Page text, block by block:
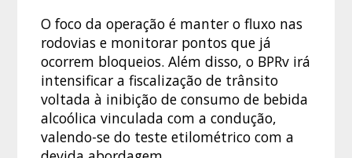
O foco da operação é manter o fluxo nas
rodovias e monitorar pontos que já
ocorrem bloqueios. Além disso, o BPRv irá
intensificar a fiscalização de trânsito
voltada à inibição de consumo de bebida
alcoólica vinculada com a condução,
valendo-se do teste etilométrico com a